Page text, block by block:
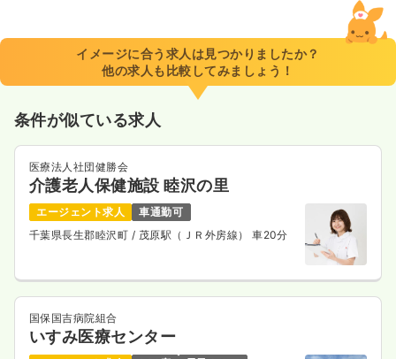
イメージに合う求人は見つかりましたか？
他の求人も比較してみましょう！
条件が似ている求人
医療法人社団健勝会
介護老人保健施設 睦沢の里
エージェント求人
車通勤可
千葉県長生郡睦沢町 / 茂原駅（ＪＲ外房線） 車20分
国保国吉病院組合
いすみ医療センター